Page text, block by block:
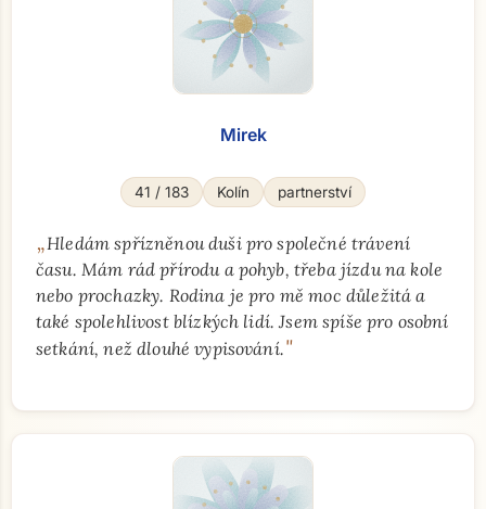
Mirek
41 / 183 Kolín partnerství
„Hledám spřízněnou duši pro společné trávení
času. Mám rád přírodu a pohyb, třeba jízdu na kole
nebo prochazky. Rodina je pro mě moc důležitá a
také spolehlivost blízkých lidí. Jsem spíše pro osobní
setkání, než dlouhé vypisování."